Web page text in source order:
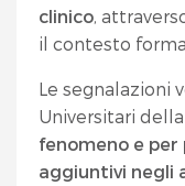
clinico,
il contesto
Le segnalazioni
Universitari
fenomeno e
aggiuntivi negli